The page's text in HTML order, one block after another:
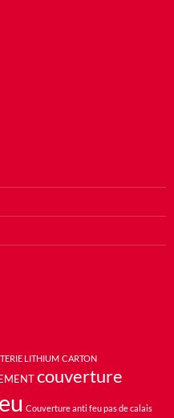
LITHIUM CARTON
couverture
Couverture anti feu pas de calais